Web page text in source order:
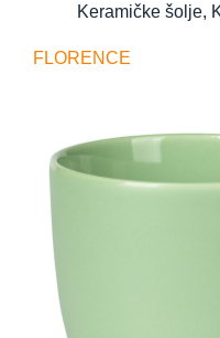
Keramičke šolje,
FLORENCE